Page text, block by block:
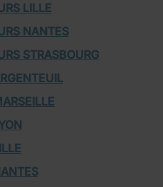
LILLE
NANTES
STRASBOURG